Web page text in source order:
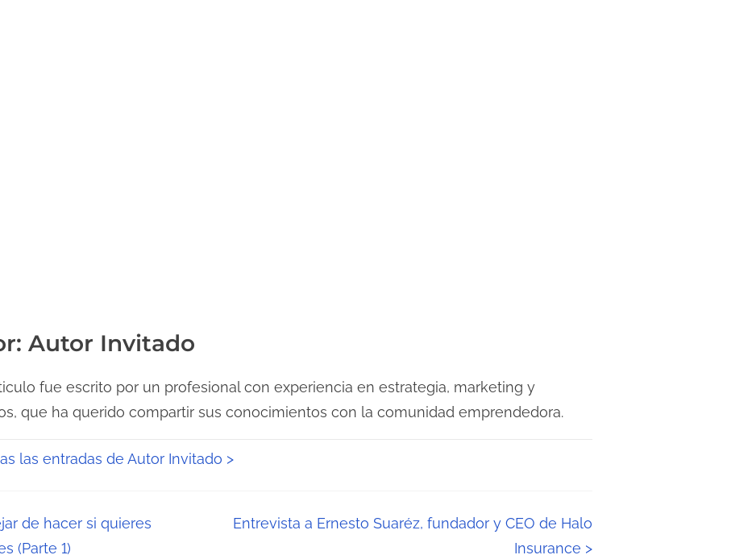
Autor Invitado
fue escrito por un profesional con experiencia en estrategia, marketing y
que ha querido compartir sus conocimientos con la comunidad emprendedora.
las entradas de Autor Invitado >
de hacer si quieres
(Parte 1)
Entrevista a Ernesto Suaréz, fundador y CEO de Halo
Insurance >